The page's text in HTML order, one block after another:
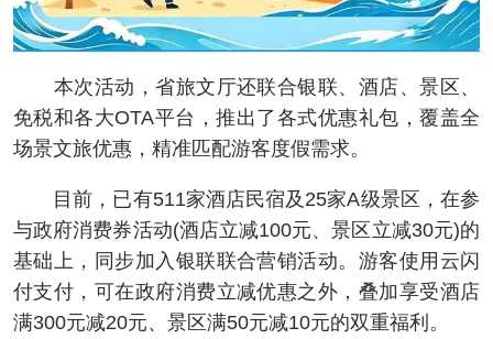
本次活动，省旅文厅还联合银联、酒店、景区、
免税和各大OTA平台，推出了各式优惠礼包，覆盖全
场景文旅优惠，精准匹配游客度假需求。
目前，已有511家酒店民宿及25家A级景区，在参
与政府消费券活动(酒店立减100元、景区立减30元)的
基础上，同步加入银联联合营销活动。游客使用云闪
付支付，可在政府消费立减优惠之外，叠加享受酒店
满300元减20元、景区满50元减10元的双重福利。